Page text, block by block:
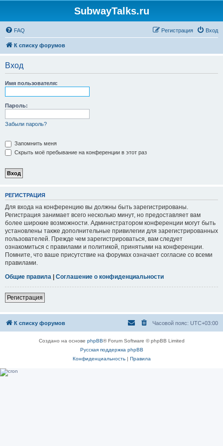
SubwayTalks.ru
FAQ Вход
Регистрация
К списку форумов
Вход
Имя пользователя:
Пароль:
Забыли пароль?
Запомнить меня
Скрыть моё пребывание на конференции в этот раз
РЕГИСТРАЦИЯ
Для входа на конференцию вы должны быть зарегистрированы.
Регистрация занимает всего несколько минут, но предоставляет вам
более широкие возможности. Администратором конференции могут быть
установлены также дополнительные привилегии для зарегистрированных
пользователей. Прежде чем зарегистрироваться, вам следует
ознакомиться с правилами и политикой, принятыми на конференции.
Помните, что ваше присутствие на форумах означает согласие со всеми
правилами.
Общие правила | Соглашение о конфиденциальности
Регистрация
К списку форумов Часовой пояс: UTC+03:00
Создано на основе phpBB® Forum Software © phpBB Limited
Русская поддержка phpBB
Конфиденциальность| Правила